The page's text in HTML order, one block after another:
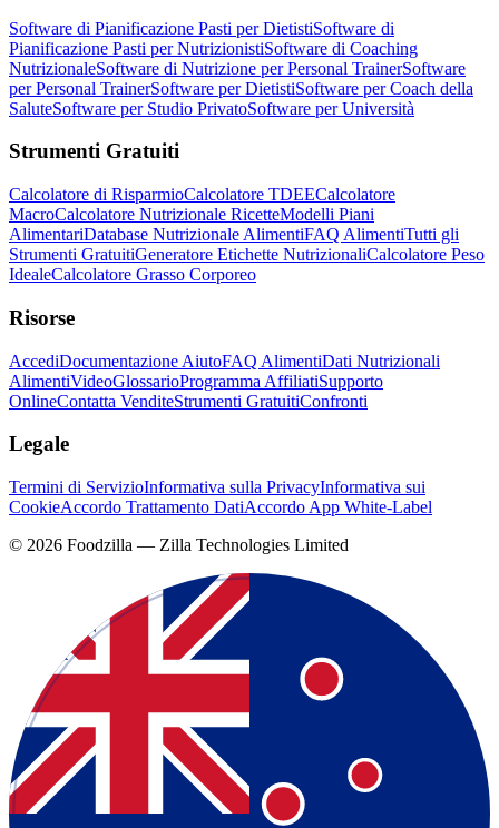
Software di Pianificazione Pasti per DietistiSoftware di
Pianificazione Pasti per NutrizionistiSoftware di Coaching
NutrizionaleSoftware di Nutrizione per Personal TrainerSoftware
per Personal TrainerSoftware per DietistiSoftware per Coach della
SaluteSoftware per Studio PrivatoSoftware per Università
Strumenti Gratuiti
Calcolatore di RisparmioCalcolatore TDEECalcolatore
MacroCalcolatore Nutrizionale RicetteModelli Piani
AlimentariDatabase Nutrizionale AlimentiFAQ AlimentiTutti gli
Strumenti GratuitiGeneratore Etichette NutrizionaliCalcolatore Peso
IdealeCalcolatore Grasso Corporeo
Risorse
AccediDocumentazione AiutoFAQ AlimentiDati Nutrizionali
AlimentiVideoGlossarioProgramma AffiliatiSupporto
OnlineContatta VenditeStrumenti GratuitiConfronti
Legale
Termini di ServizioInformativa sulla PrivacyInformativa sui
CookieAccordo Trattamento DatiAccordo App White-Label
© 2026 Foodzilla — Zilla Technologies Limited